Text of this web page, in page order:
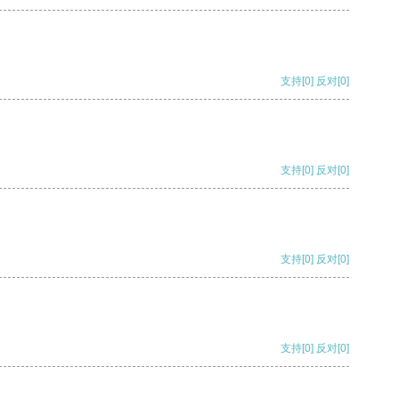
支持[0] 反对[0]
支持[0] 反对[0]
支持[0] 反对[0]
支持[0] 反对[0]